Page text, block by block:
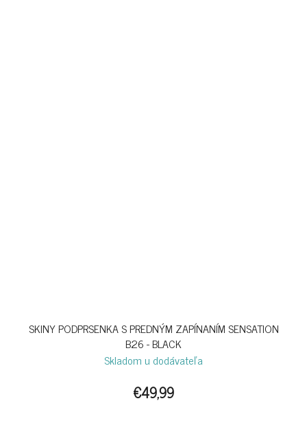
SKINY PODPRSENKA S PREDNÝM ZAPÍNANÍM SENSATION
B26 - BLACK
Skladom u dodávateľa
€49,99